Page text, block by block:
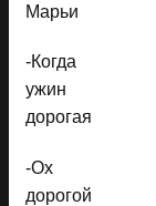
Марьи
-Когда
ужин
дорогая
-Ох
дорогой